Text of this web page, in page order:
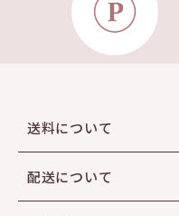
THE
送料について
配送について